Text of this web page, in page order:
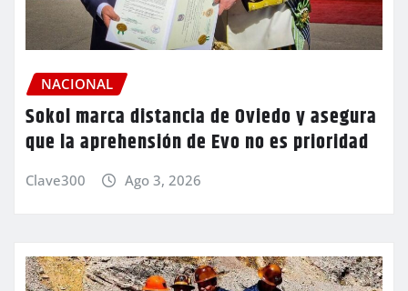
NACIONAL
Sokol marca distancia de Oviedo y asegura
que la aprehensión de Evo no es prioridad
Clave300 Ago 3, 2026